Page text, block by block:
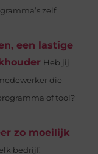
zelf
een lastige
Heb jij
die
of tool?
zo moeilijk
bedrijf.